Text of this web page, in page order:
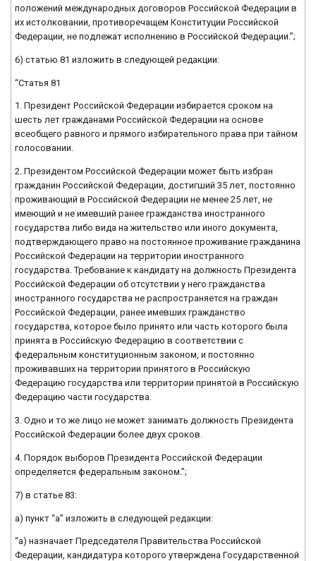
положений международных договоров Российской Федерации в
их истолковании, противоречащем Конституции Российской
Федерации, не подлежат исполнению в Российской Федерации.”;
6) статью 81 изложить в следующей редакции:
“Статья 81
1. Президент Российской Федерации избирается сроком на
шесть лет гражданами Российской Федерации на основе
всеобщего равного и прямого избирательного права при тайном
голосовании.
2. Президентом Российской Федерации может быть избран
гражданин Российской Федерации, достигший 35 лет, постоянно
проживающий в Российской Федерации не менее 25 лет, не
имеющий и не имевший ранее гражданства иностранного
государства либо вида на жительство или иного документа,
подтверждающего право на постоянное проживание гражданина
Российской Федерации на территории иностранного
государства. Требование к кандидату на должность Президента
Российской Федерации об отсутствии у него гражданства
иностранного государства не распространяется на граждан
Российской Федерации, ранее имевших гражданство
государства, которое было принято или часть которого была
принята в Российскую Федерацию в соответствии с
федеральным конституционным законом, и постоянно
проживавших на территории принятого в Российскую
Федерацию государства или территории принятой в Российскую
Федерацию части государства.
3. Одно и то же лицо не может занимать должность Президента
Российской Федерации более двух сроков.
4. Порядок выборов Президента Российской Федерации
определяется федеральным законом.”;
7) в статье 83:
а) пункт “а” изложить в следующей редакции:
“а) назначает Председателя Правительства Российской
Федерации, кандидатура которого утверждена Государственной